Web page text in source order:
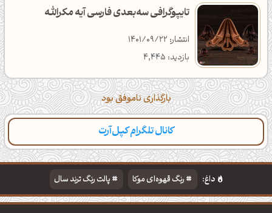
تایپوگرافی سه‌بعدی فارسی آیه مکرالله
انتشار: 1401/09/22
بازدید: 4,445
بارگذاری ناموفق بود
کانال تلگرام کپل‌آرت
دسته‌بندی مطالب تازه تایپوگرافی پالت‌ها
داغ: رنگ قهوه‌ای موکا
پالت رنگ ترند سال
دانلود والپیپر مذهبی
تایپوگرافی شعر مولانا